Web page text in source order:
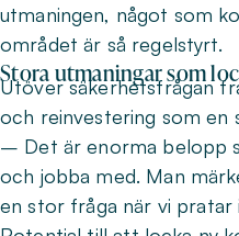
utmaningen, något som
området är så regelstyrt.
Stora utmaningar som
Utöver säkerhetsfrågan
och reinvestering som en
– Det är enorma belopp
och jobba med. Man
en stor fråga när vi pratar